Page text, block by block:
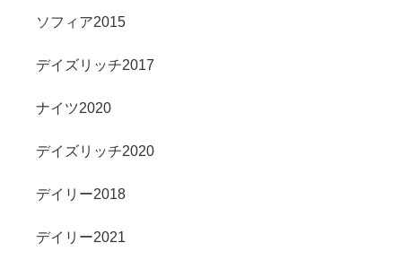
ソフィア2015
デイズリッチ2017
ナイツ2020
デイズリッチ2020
デイリー2018
デイリー2021